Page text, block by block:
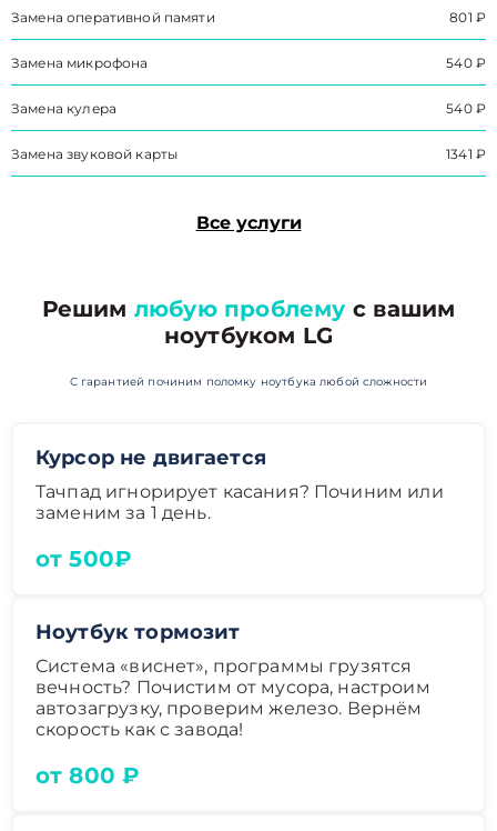
Замена оперативной памяти 801 ₽
Замена микрофона 540 ₽
Замена кулера 540 ₽
Замена звуковой карты 1341 ₽
Все услуги
Решим любую проблему с вашим
ноутбуком LG
С гарантией починим поломку ноутбука любой сложности
Курсор не двигается
Тачпад игнорирует касания? Починим или
заменим за 1 день.
от 500₽
Ноутбук тормозит
Система «виснет», программы грузятся
вечность? Почистим от мусора, настроим
автозагрузку, проверим железо. Вернём
скорость как с завода!
от 800 ₽